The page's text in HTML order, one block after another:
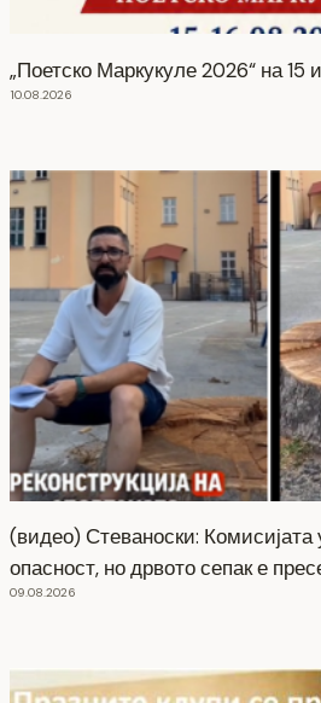
„Поетско Маркукуле 2026“ на 15
10.08.2026
(видео) Стеваноски:
опасност, но дрвото сепак е
09.08.2026